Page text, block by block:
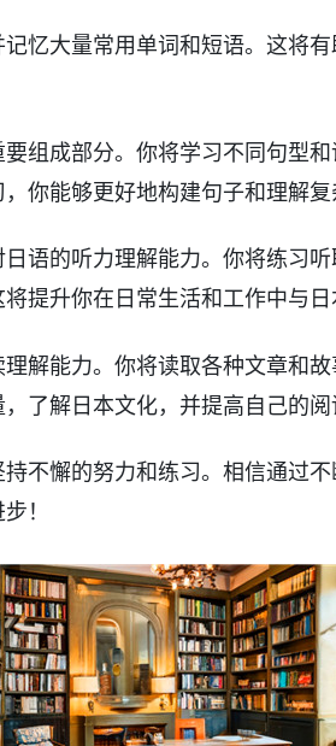
忆大量常用单词和短语。这将
组成部分。你将学习不同句型
你能够更好地构建句子和理解复
语的听力理解能力。你将练习
提升你在日常生活和工作中与日
解能力。你将读取各种文章和
了解日本文化，并提高自己的阅
不懈的努力和练习。相信通过
！